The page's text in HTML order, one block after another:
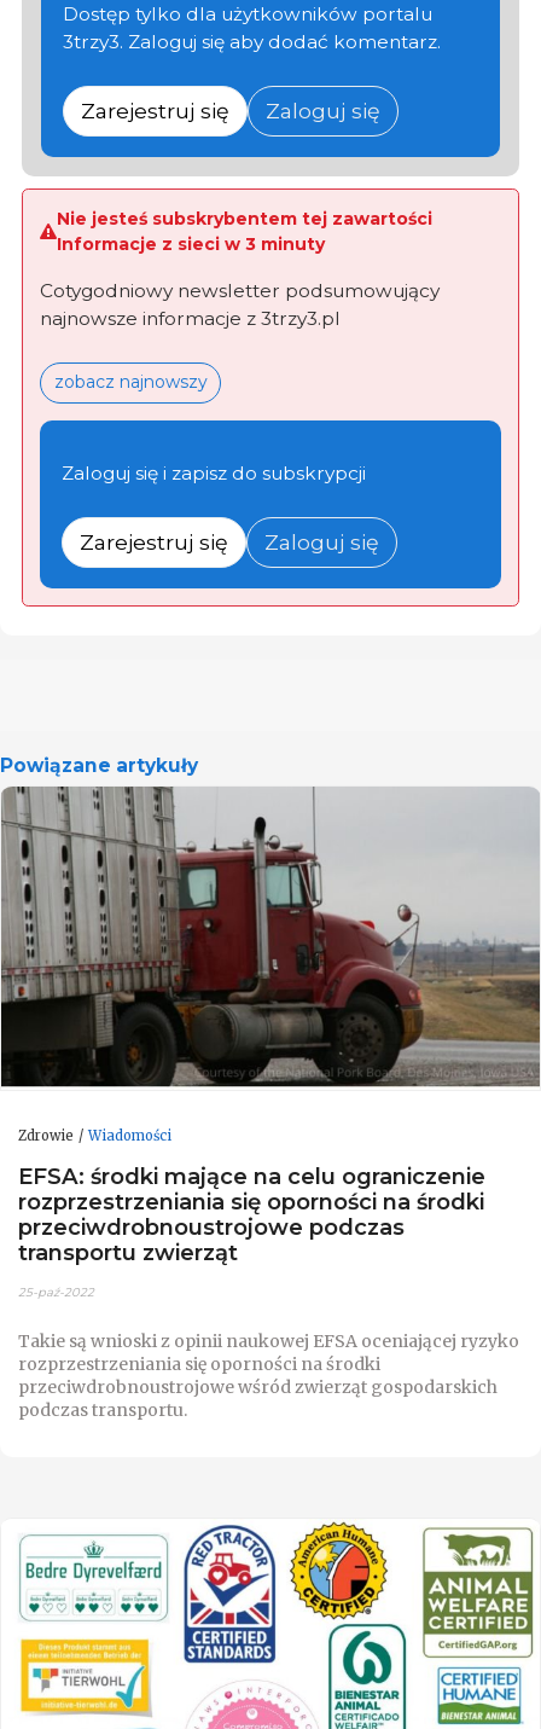
Dostęp tylko dla użytkowników portalu
3trzy3. Zaloguj się aby dodać komentarz.
Zarejestruj się Zaloguj się
Nie jesteś subskrybentem tej zawartości
Informacje z sieci w 3 minuty
Cotygodniowy newsletter podsumowujący
najnowsze informacje z 3trzy3.pl
zobacz najnowszy
Zaloguj się i zapisz do subskrypcji
Zarejestruj się Zaloguj się
Powiązane artykuły
Zdrowie Wiadomości
EFSA: środki mające na celu ograniczenie
rozprzestrzeniania się oporności na środki
przeciwdrobnoustrojowe podczas
transportu zwierząt
25-paź-2022
Takie są wnioski z opinii naukowej EFSA oceniającej ryzyko
rozprzestrzeniania się oporności na środki
przeciwdrobnoustrojowe wśród zwierząt gospodarskich
podczas transportu.